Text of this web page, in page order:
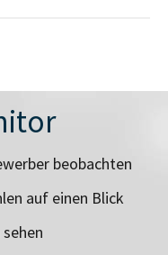
beobachten
auf einen Blick